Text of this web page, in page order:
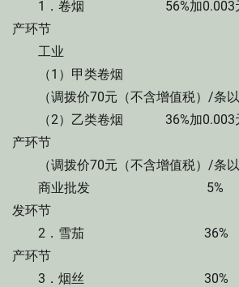
1．卷烟 56%加
产环节
工业
（1）甲类卷烟
（调拨价70元（不含增值税）/条以
（2）乙类卷烟 36%加
产环节
（调拨价70元（不含增值税）/条以
商业批发
发环节
2．雪茄
产环节
3．烟丝